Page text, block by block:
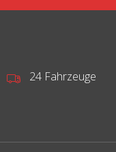
24 Fahrzeuge